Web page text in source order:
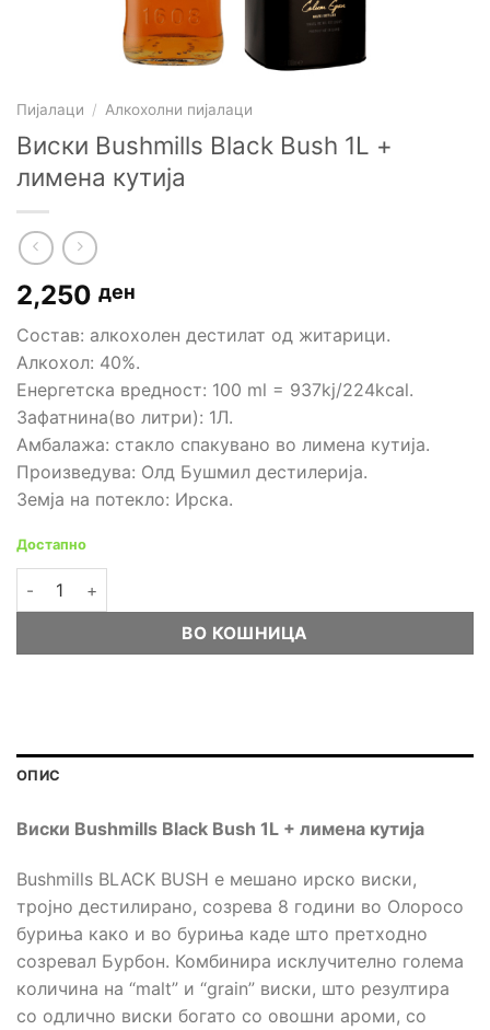
Пијалаци / Алкохолни пијалаци
Виски Bushmills Black Bush 1L +
лимена кутија
2,250 ден
Состав: алкохолен дестилат од житарици.
Алкохол: 40%.
Енергетска вредност: 100 ml = 937kj/224kcal.
Зафатнина(во литри): 1Л.
Амбалажа: стакло спакувано во лимена кутија.
Произведува: Олд Бушмил дестилерија.
Земја на потекло: Ирска.
Достапно
Виски Bushmills Black Bush 1L + лимена кутија количина
ВО КОШНИЦА
ОПИС
Виски Bushmills Black Bush 1L + лимена кутија
Bushmills BLACK BUSH е мешано ирско виски,
тројно дестилирано, созрева 8 години во Олоросо
буриња како и во буриња каде што претходно
созревал Бурбон. Комбинира исклучително голема
количина на “malt” и “grain” виски, што резултира
со одлично виски богато со овошни ароми, со